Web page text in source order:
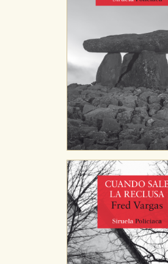
nuestro sitio web. Almacenan
Cookies de publicidad y redes
Estas cookies son gestionadas
publicitarios y se utilizan para
relevante para sus intereses en
almacenan directamente
que se basan en la identificación
navegador y dispositivo de
GUARDAR CONFIGURACIÓN
Puede consultar nuestra política de